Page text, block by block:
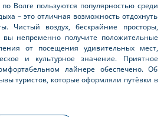
Волге пользуются популярностью среди
– это отличная возможность отдохнуть
Чистый воздух, бескрайние просторы,
непременно получите положительные
от посещения удивительных мест,
и культурное значение. Приятное
лайнере обеспечено. Об
туристов, которые оформляли путёвки в